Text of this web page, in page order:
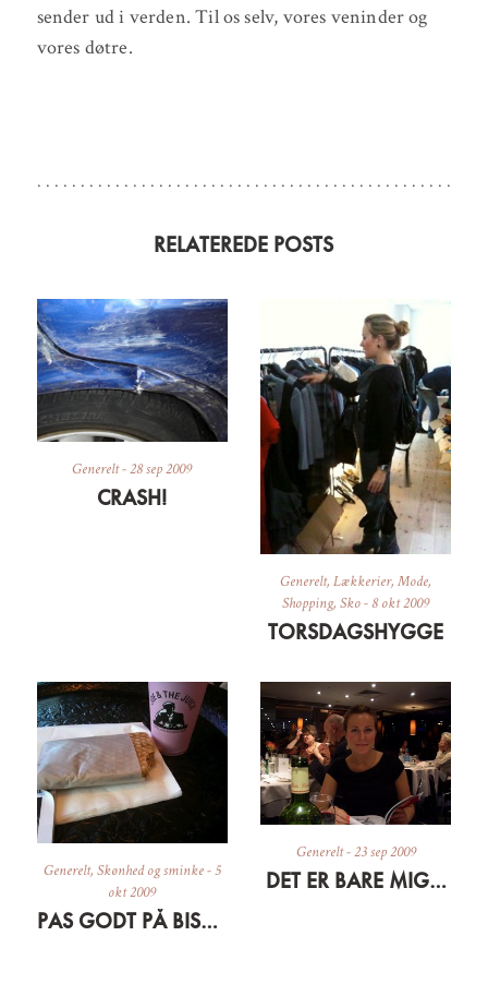
sender ud i verden. Til os selv, vores veninder og
vores døtre.
RELATEREDE POSTS
Generelt-28 sep 2009
CRASH!
Generelt,Lækkerier,Mode,
Shopping,Sko-8 okt 2009
TORSDAGSHYGGE
Generelt, Skønhed og sminke-5
okt 2009
PAS GODT PÅ BISSERNE OG HUDEN
Generelt-23 sep 2009
DET ER BARE MIG…